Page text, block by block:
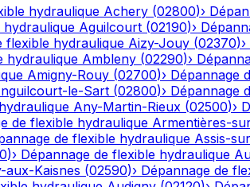
hydraulique Achery (02800)›
hydraulique Aguilcourt (02190)›
flexible hydraulique Aizy-Jouy (02370)›
hydraulique Ambleny (02290)›
Amigny-Rouy (02700)› Dépannage
le-Sart (02800)› Dépannage
Any-Martin-Rieux (02500)›
de flexible hydraulique Armentières-
de flexible hydraulique Assis-
)› Dépannage de flexible hydraulique
aux-Kaisnes (02590)› Dépannage de